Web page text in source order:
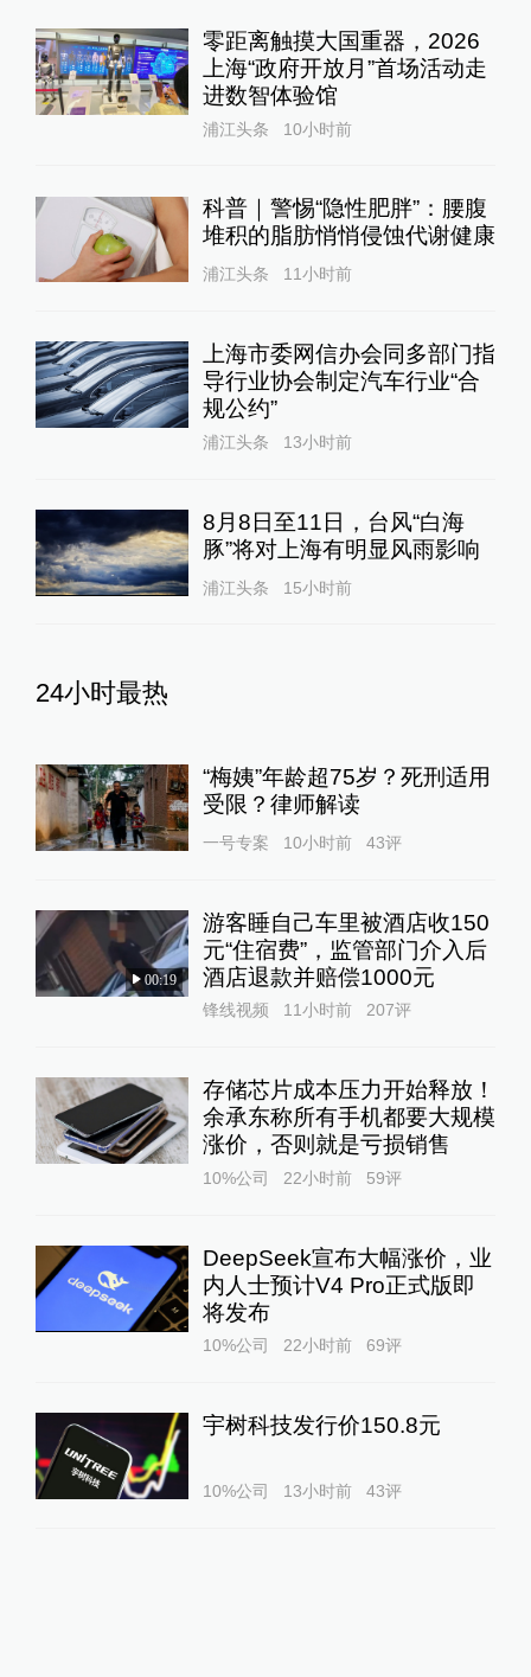
零距离触摸大国重器，2026
上海“政府开放月”首场活动走
进数智体验馆
浦江头条 10小时前
科普｜警惕“隐性肥胖”：腰腹
堆积的脂肪悄悄侵蚀代谢健康
浦江头条 11小时前
上海市委网信办会同多部门指
导行业协会制定汽车行业“合
规公约”
浦江头条 13小时前
8月8日至11日，台风“白海
豚”将对上海有明显风雨影响
浦江头条 15小时前
24小时最热
“梅姨”年龄超75岁？死刑适用
受限？律师解读
一号专案 10小时前 43评
00:19
游客睡自己车里被酒店收150
元“住宿费”，监管部门介入后
酒店退款并赔偿1000元
锋线视频 11小时前 207评
存储芯片成本压力开始释放！
余承东称所有手机都要大规模
涨价，否则就是亏损销售
10%公司 22小时前 59评
DeepSeek宣布大幅涨价，业
内人士预计V4 Pro正式版即
将发布
10%公司 22小时前 69评
宇树科技发行价150.8元
10%公司 13小时前 43评